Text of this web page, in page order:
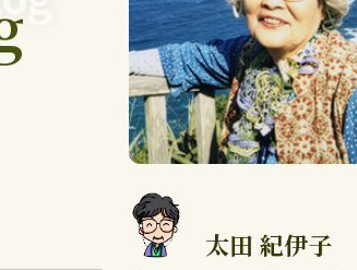
太田 紀伊子